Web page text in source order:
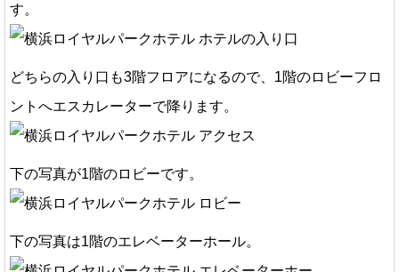
す。
どちらの入り口も3階フロアになるので、1階のロビーフロ
ントへエスカレーターで降ります。
下の写真が1階のロビーです。
下の写真は1階のエレベーターホール。